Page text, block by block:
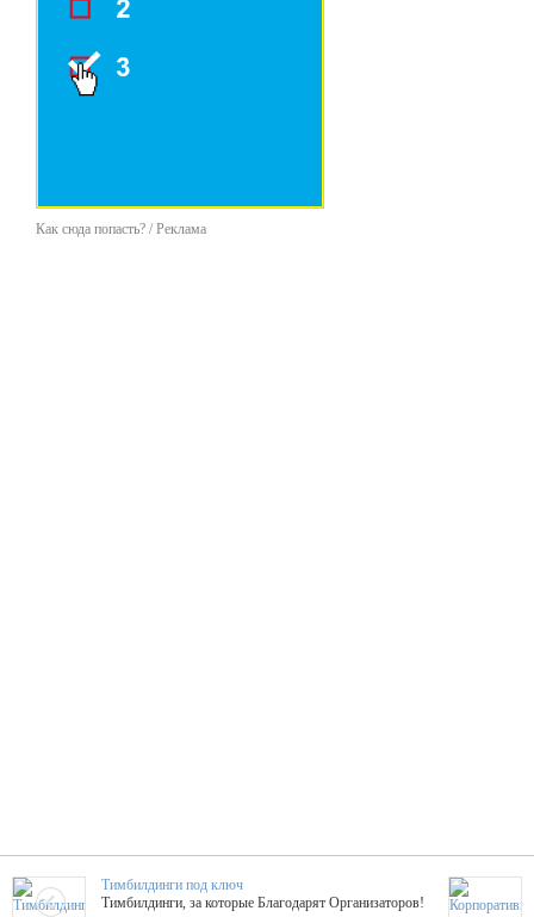
Как сюда попасть? / Реклама
Тимбилдинги под ключ
Тимбилдинги, за которые Благодарят Организаторов!